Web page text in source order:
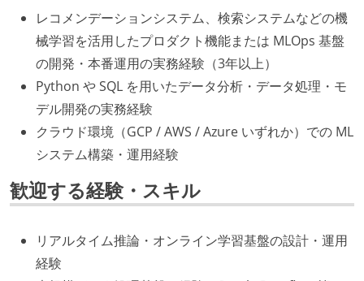
レコメンデーションシステム、検索システムなどの機
械学習を活用したプロダクト機能または MLOps 基盤
の開発・本番運用の実務経験（3年以上）
Python や SQL を用いたデータ分析・データ処理・モ
デル開発の実務経験
クラウド環境（GCP / AWS / Azure いずれか）での ML
システム構築・運用経験
歓迎する経験・スキル
リアルタイム推論・オンライン学習基盤の設計・運用
経験